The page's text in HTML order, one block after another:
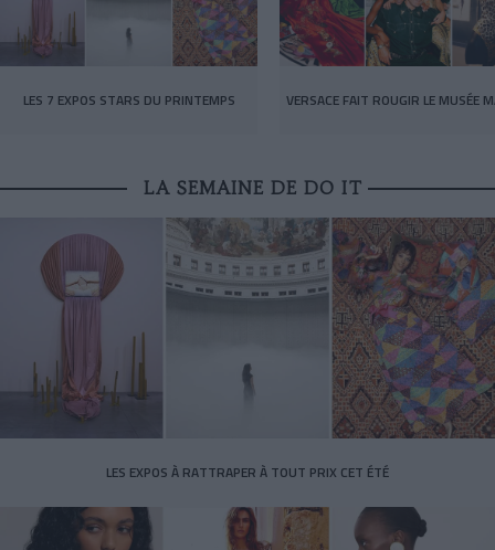
LES 7 EXPOS STARS DU PRINTEMPS VERSACE FAIT ROUGIR LE MUSÉE
LA SEMAINE DE DO IT
LES EXPOS À RATTRAPER À TOUT PRIX CET ÉTÉ